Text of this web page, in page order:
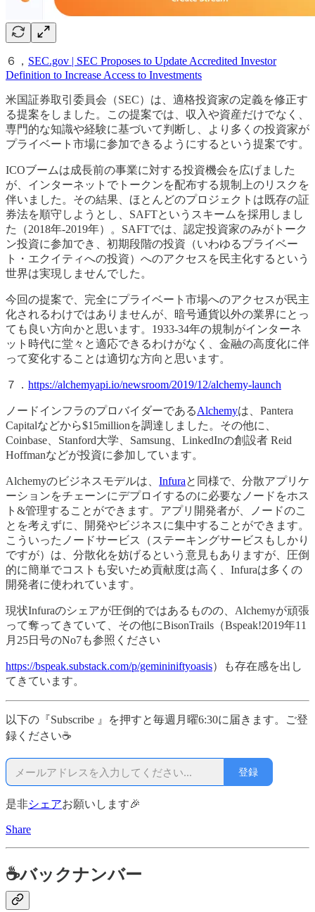
６， SEC.gov | SEC Proposes to Update Accredited Investor
Definition to Increase Access to Investments
米国証券取引委員会（SEC）は、適格投資家の定義を修正す
る提案をしました。この提案では、収入や資産だけでなく、
専門的な知識や経験に基づいて判断し、より多くの投資家が
プライベート市場に参加できるようにするという提案です。
ICOブームは成長前の事業に対する投資機会を広げました
が、インターネットでトークンを配布する規制上のリスクを
伴いました。その結果、ほとんどのプロジェクトは既存の証
券法を順守しようとし、SAFTというスキームを採用しまし
た（2018年-2019年）。SAFTでは、認定投資家のみがトーク
ン投資に参加でき、初期段階の投資（いわゆるプライベー
ト・エクイティへの投資）へのアクセスを民主化するという
世界は実現しませんでした。
今回の提案で、完全にプライベート市場へのアクセスが民主
化されるわけではありませんが、暗号通貨以外の業界にとっ
ても良い方向かと思います。1933-34年の規制がインターネ
ット時代に堂々と適応できるわけがなく、金融の高度化に伴
って変化することは適切な方向と思います。
７． https://alchemyapi.io/newsroom/2019/12/alchemy-launch
ノードインフラのプロバイダーであるAlchemyは、Pantera
Capitalなどから$15millionを調達しました。その他に、
Coinbase、Stanford大学、Samsung、LinkedInの創設者 Reid
Hoffmanなどが投資に参加しています。
Alchemyのビジネスモデルは、 Infuraと同様で、分散アプリケ
ーションをチェーンにデプロイするのに必要なノードをホス
ト&管理することができます。アプリ開発者が、ノードのこ
とを考えずに、開発やビジネスに集中することができます。
こういったノードサービス（ステーキングサービスもしかり
ですが）は、分散化を妨げるという意見もありますが、圧倒
的に簡単でコストも安いため貢献度は高く、Infuraは多くの
開発者に使われています。
現状Infuraのシェアが圧倒的ではあるものの、Alchemyが頑張
って奪ってきていて、その他にBisonTrails（Bspeak!2019年11
月25日号のNo7も参照ください
https://bspeak.substack.com/p/gemininiftyoasis）も存在感を出し
てきています。
以下の『Subscribe 』を押すと毎週月曜6:30に届きます。ご登
録ください☕
登録
是非シェアお願いします🎉
Share
☕バックナンバー